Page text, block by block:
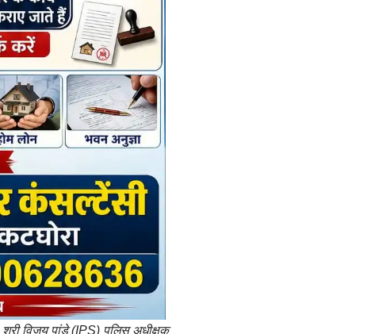
श्री विजय पांडे (IPS) पुलिस अधीक्षक